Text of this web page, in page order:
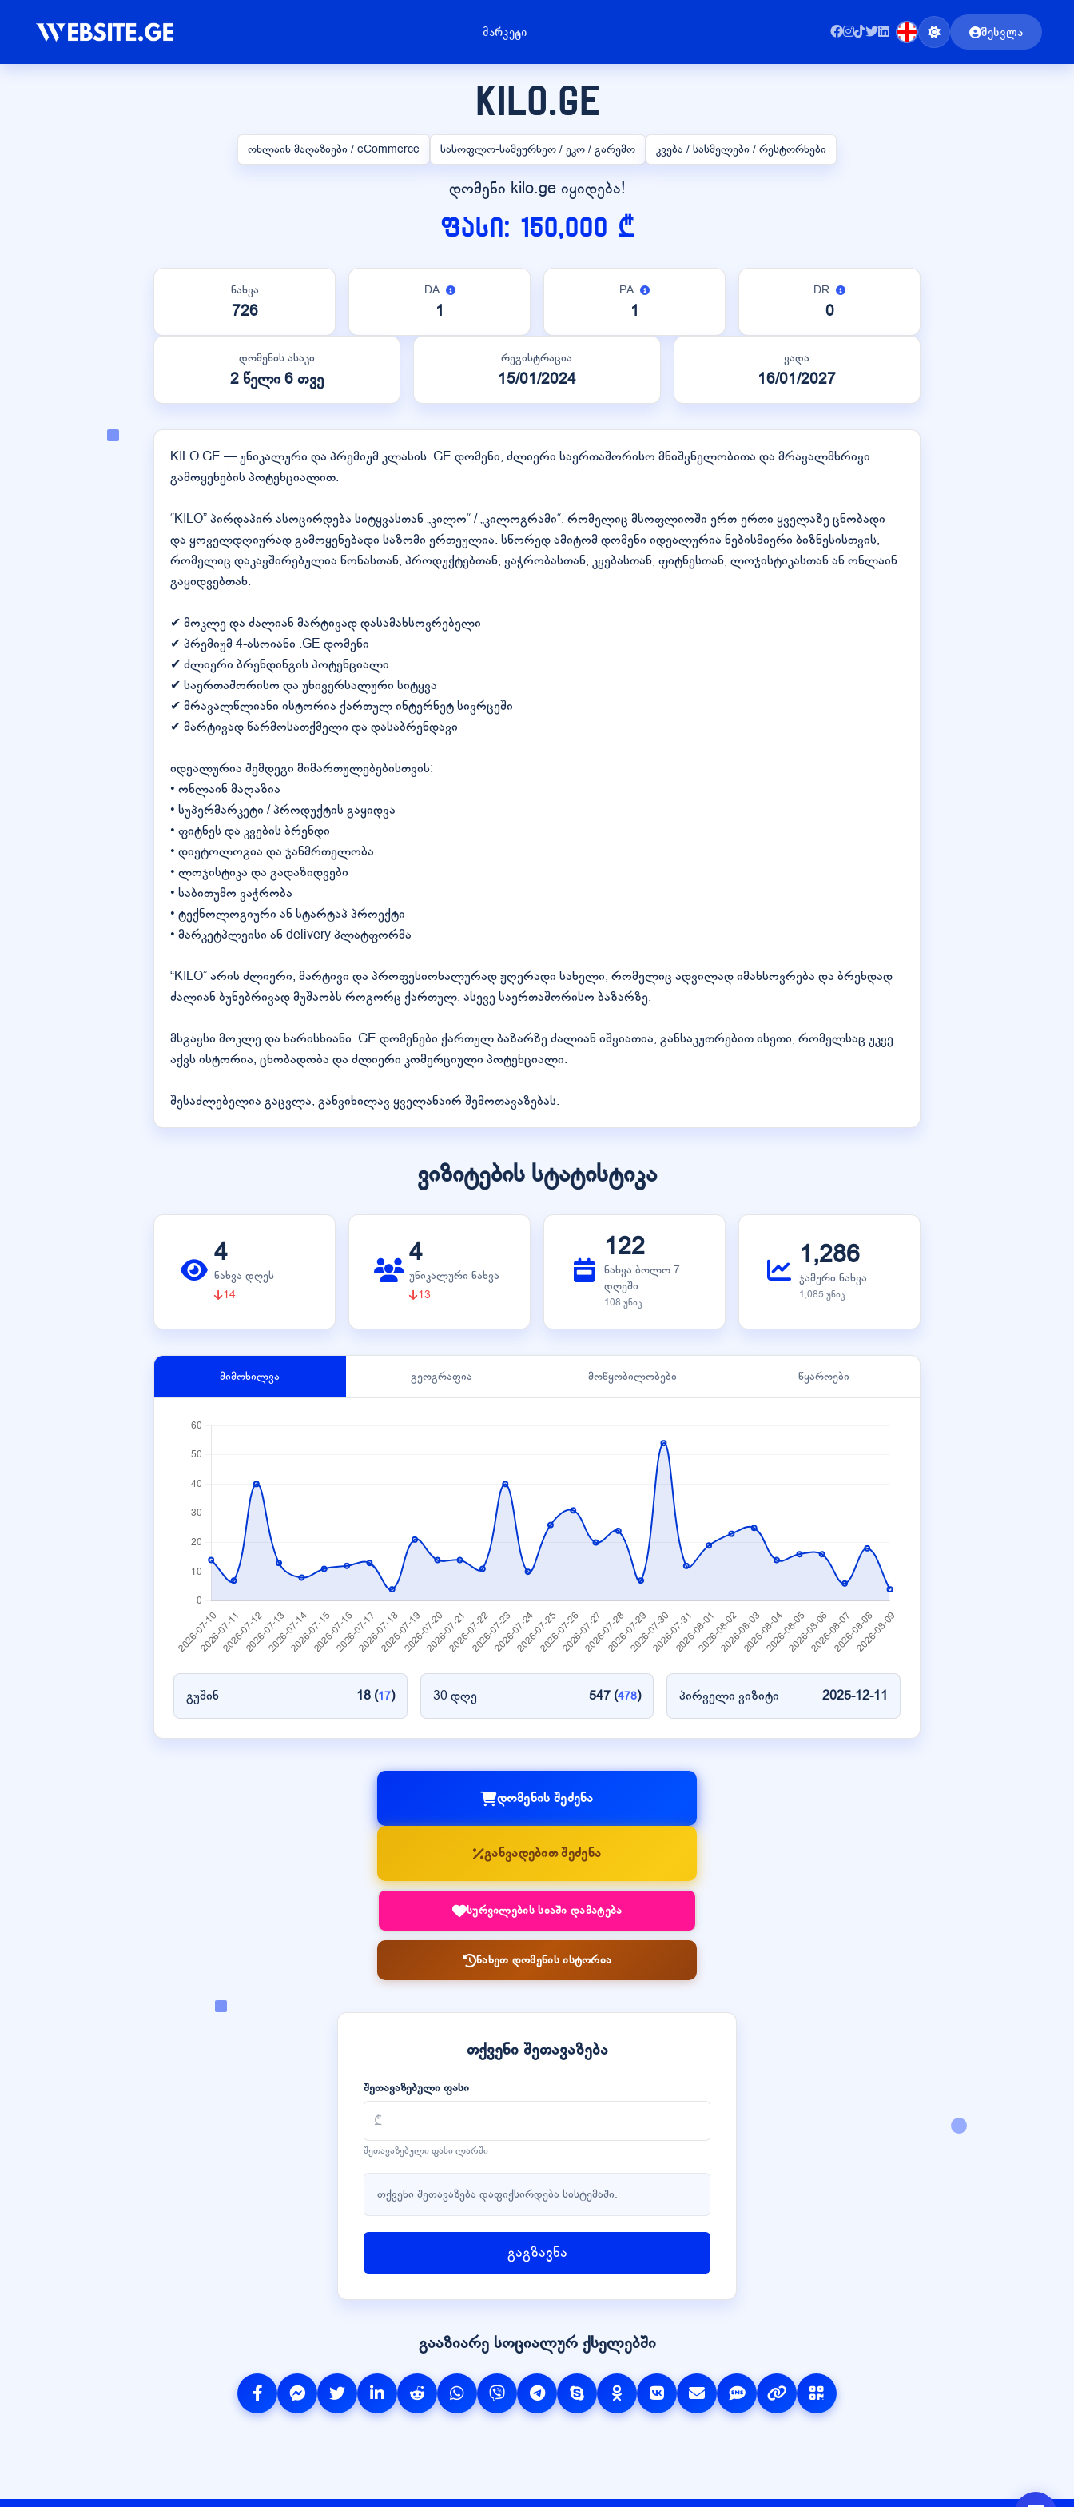
მარკეტი შესვლა
kilo.ge
ონლაინ მაღაზიები / eCommerce სასოფლო-სამეურნეო / ეკო / გარემო კვება / სასმელები / რესტორნები
დომენი kilo.ge იყიდება!
ფასი: 150,000 ₾
ნახვა
726
DA
1
PA
1
DR
0
დომენის ასაკი
2 წელი 6 თვე
რეგისტრაცია
15/01/2024
ვადა
16/01/2027
KILO.GE — უნიკალური და პრემიუმ კლასის .GE დომენი, ძლიერი საერთაშორისო მნიშვნელობითა და მრავალმხრივი
გამოყენების პოტენციალით.
“KILO” პირდაპირ ასოცირდება სიტყვასთან „კილო“ / „კილოგრამი“, რომელიც მსოფლიოში ერთ-ერთი ყველაზე ცნობადი
და ყოველდღიურად გამოყენებადი საზომი ერთეულია. სწორედ ამიტომ დომენი იდეალურია ნებისმიერი ბიზნესისთვის,
რომელიც დაკავშირებულია წონასთან, პროდუქტებთან, ვაჭრობასთან, კვებასთან, ფიტნესთან, ლოჯისტიკასთან ან ონლაინ
გაყიდვებთან.
✔ მოკლე და ძალიან მარტივად დასამახსოვრებელი
✔ პრემიუმ 4-ასოიანი .GE დომენი
✔ ძლიერი ბრენდინგის პოტენციალი
✔ საერთაშორისო და უნივერსალური სიტყვა
✔ მრავალწლიანი ისტორია ქართულ ინტერნეტ სივრცეში
✔ მარტივად წარმოსათქმელი და დასაბრენდავი
იდეალურია შემდეგი მიმართულებებისთვის:
• ონლაინ მაღაზია
• სუპერმარკეტი / პროდუქტის გაყიდვა
• ფიტნეს და კვების ბრენდი
• დიეტოლოგია და ჯანმრთელობა
• ლოჯისტიკა და გადაზიდვები
• საბითუმო ვაჭრობა
• ტექნოლოგიური ან სტარტაპ პროექტი
• მარკეტპლეისი ან delivery პლატფორმა
“KILO” არის ძლიერი, მარტივი და პროფესიონალურად ჟღერადი სახელი, რომელიც ადვილად იმახსოვრება და ბრენდად
ძალიან ბუნებრივად მუშაობს როგორც ქართულ, ასევე საერთაშორისო ბაზარზე.
მსგავსი მოკლე და ხარისხიანი .GE დომენები ქართულ ბაზარზე ძალიან იშვიათია, განსაკუთრებით ისეთი, რომელსაც უკვე
აქვს ისტორია, ცნობადობა და ძლიერი კომერციული პოტენციალი.
შესაძლებელია გაცვლა, განვიხილავ ყველანაირ შემოთავაზებას.
ვიზიტების სტატისტიკა
4
ნახვა დღეს
14
4
უნიკალური ნახვა
13
122
ნახვა ბოლო 7
დღეში
108 უნიკ.
1,286
ჯამური ნახვა
1,085 უნიკ.
მიმოხილვა გეოგრაფია მოწყობილობები წყაროები
გუშინ 18 (17) 30 დღე 547 (478) პირველი ვიზიტი 2025-12-11
დომენის შეძენა
განვადებით შეძენა
სურვილების სიაში დამატება
ნახეთ დომენის ისტორია
თქვენი შეთავაზება
შეთავაზებული ფასი
შეთავაზებული ფასი ლარში
თქვენი შეთავაზება დაფიქსირდება სისტემაში.
გაგზავნა
გააზიარე სოციალურ ქსელებში